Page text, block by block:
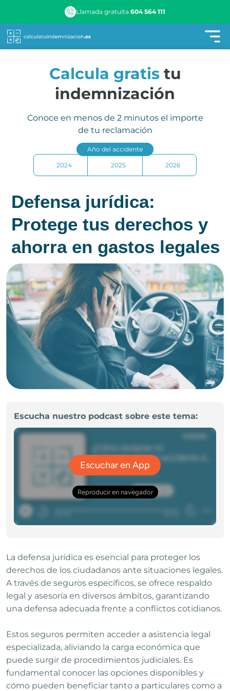
Llamada gratuita604 564 111
Calcula gratistu
indemnización
Conoce en menos de 2 minutos el importe
de tu reclamación
Año del accidente
2024 2025 2026
Defensa jurídica:
Protege tus derechos y
ahorra en gastos legales
Escucha nuestro podcast sobre este tema:
La defensa jurídica es esencial para proteger los
derechos de los ciudadanos ante situaciones legales.
A través de seguros específicos, se ofrece respaldo
legal y asesoría en diversos ámbitos, garantizando
una defensa adecuada frente a conflictos cotidianos.
Estos seguros permiten acceder a asistencia legal
especializada, aliviando la carga económica que
puede surgir de procedimientos judiciales. Es
fundamental conocer las opciones disponibles y
cómo pueden beneficiar tanto a particulares como a